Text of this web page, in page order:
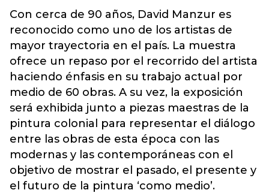
Con cerca de 90 años, David Manzur es
reconocido como uno de los artistas de
mayor trayectoria en el país. La muestra
ofrece un repaso por el recorrido del artista
haciendo énfasis en su trabajo actual por
medio de 60 obras. A su vez, la exposición
será exhibida junto a piezas maestras de la
pintura colonial para representar el diálogo
entre las obras de esta época con las
modernas y las contemporáneas con el
objetivo de mostrar el pasado, el presente y
el futuro de la pintura ‘como medio’.